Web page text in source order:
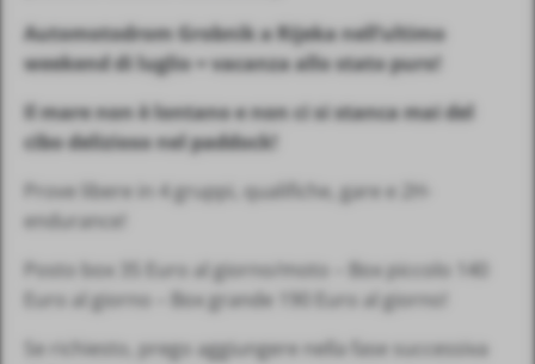
Automotodrom Grobnik a Rijeka nell’ultimo
weekend di luglio = vacanza allo stato puro!
Il mare non è lontano e non ci si stanca mai del
cibo delizioso nel paddock!
Prove libere in 4 gruppi, qualifiche, gare e 2H-
endurance!
Posto box 35 Euro al giorno/moto – Box piccolo 140
Euro al giorno – Box grande 190 Euro al giorno!
Se richiesto, prego aggiungere nella fase successiva